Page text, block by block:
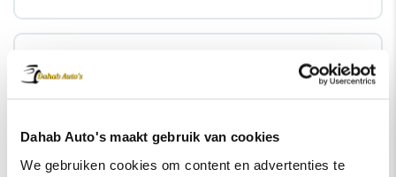
Dahab Auto's maakt gebruik van cookies
We gebruiken cookies om content en advertenties te
€895,-
Minimaal 12 maanden APK.
12 Maanden BOVAG garantie.